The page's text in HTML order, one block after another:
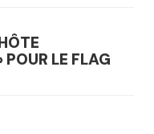
POUR LE FLAG